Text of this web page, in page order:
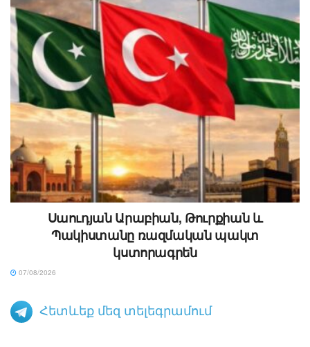
Սաուդյան Արաբիան, Թուրքիան և
Պակիստանը ռազմական պակտ
կստորագրեն
07/08/2026
Հետևեք մեզ տելեգրամում